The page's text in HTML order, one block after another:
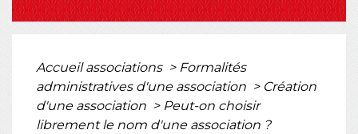
Accueil associations > Formalités
administratives d'une association > Création
d'une association > Peut-on choisir
librement le nom d'une association ?